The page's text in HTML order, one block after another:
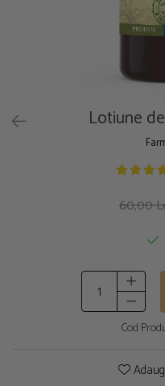
Lotiune
60,00
Cod